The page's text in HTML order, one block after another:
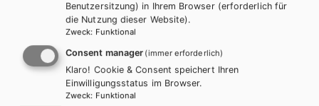
LEKTORATSLEITUNG (DERZEIT IN KARENZ)
Stephanie Karmel, MA
Benutzersitzung) in Ihrem Browser (erforderlich für
die Nutzung dieser Website).
Zweck: Funktional
Consent manager (immer erforderlich)
Klaro! Cookie & Consent speichert Ihren
Einwilligungsstatus im Browser.
Zweck: Funktional